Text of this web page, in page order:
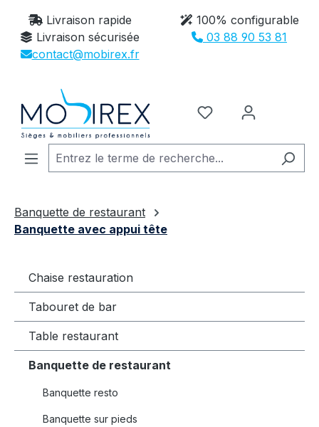
Passer au contenu principal
Livraison rapide
100% configurable
Livraison sécurisée
03 88 90 53 81
contact@mobirex.fr
Vous avez 0
Banquette de restaurant
Banquette avec appui tête
Chaise restauration
Tabouret de bar
Table restaurant
Banquette de restaurant
Banquette resto
Banquette sur pieds